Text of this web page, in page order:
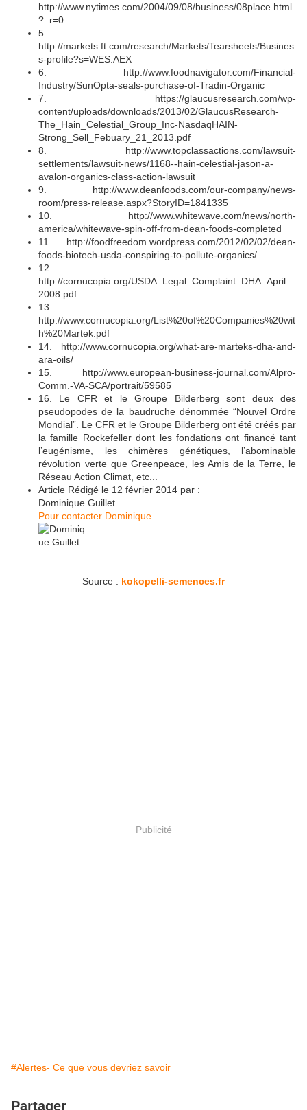
http://www.nytimes.com/2004/09/08/business/08place.html
?_r=0
5.
http://markets.ft.com/research/Markets/Tearsheets/Busines
s-profile?s=WES:AEX
6. http://www.foodnavigator.com/Financial-
Industry/SunOpta-seals-purchase-of-Tradin-Organic
7. https://glaucusresearch.com/wp-
content/uploads/downloads/2013/02/GlaucusResearch-
The_Hain_Celestial_Group_Inc-NasdaqHAIN-
Strong_Sell_Febuary_21_2013.pdf
8. http://www.topclassactions.com/lawsuit-
settlements/lawsuit-news/1168--hain-celestial-jason-a-
avalon-organics-class-action-lawsuit
9. http://www.deanfoods.com/our-company/news-
room/press-release.aspx?StoryID=1841335
10. http://www.whitewave.com/news/north-
america/whitewave-spin-off-from-dean-foods-completed
11. http://foodfreedom.wordpress.com/2012/02/02/dean-
foods-biotech-usda-conspiring-to-pollute-organics/
12 .
http://cornucopia.org/USDA_Legal_Complaint_DHA_April_
2008.pdf
13.
http://www.cornucopia.org/List%20of%20Companies%20wit
h%20Martek.pdf
14. http://www.cornucopia.org/what-are-marteks-dha-and-
ara-oils/
15. http://www.european-business-journal.com/Alpro-
Comm.-VA-SCA/portrait/59585
16. Le CFR et le Groupe Bilderberg sont deux des
pseudopodes de la baudruche dénommée “Nouvel Ordre
Mondial”. Le CFR et le Groupe Bilderberg ont été créés par
la famille Rockefeller dont les fondations ont financé tant
l’eugénisme, les chimères génétiques, l’abominable
révolution verte que Greenpeace, les Amis de la Terre, le
Réseau Action Climat, etc...
Article Rédigé le 12 février 2014 par :
Dominique Guillet
Pour contacter Dominique
Source : kokopelli-semences.fr
Publicité
#Alertes- Ce que vous devriez savoir
Partager